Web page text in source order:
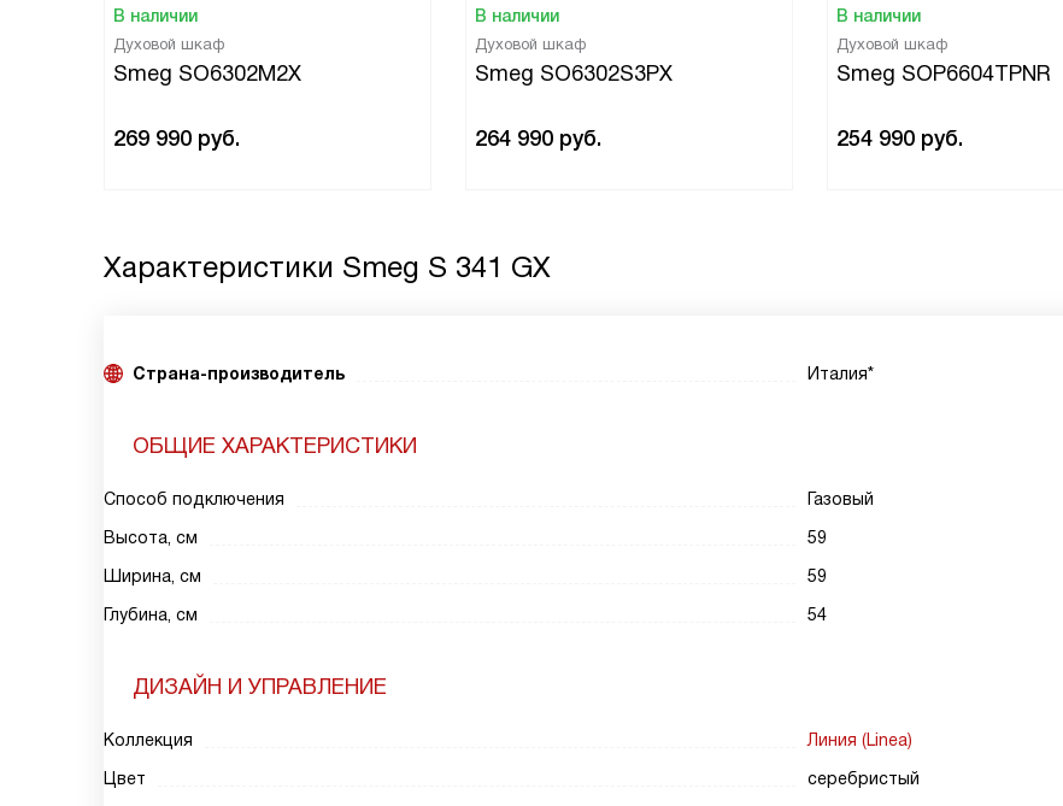
В наличии
Духовой шкаф
Smeg SO6302M2X
269 990 руб.
В наличии
Духовой шкаф
Smeg SO6302S3PX
264 990 руб.
В наличии
Духовой шкаф
Smeg SOP6604TPNR
254 990 руб.
Характеристики Smeg S 341 GX
Страна-производитель Италия*
ОБЩИЕ ХАРАКТЕРИСТИКИ
Способ подключения
Газовый
Высота, см
59
Ширина, см
59
Глубина, см
54
ДИЗАЙН И УПРАВЛЕНИЕ
Коллекция
Линия (Linea)
Цвет
серебристый